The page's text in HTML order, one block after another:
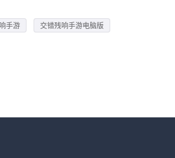
手游
交错残响手游电脑版